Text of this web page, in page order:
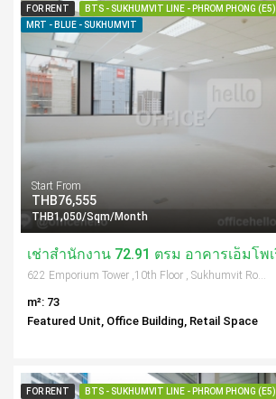
FOR RENT
BTS - SUKHUMVIT LINE - PHROM PHONG (E5)
MRT - BLUE - SUKHUMVIT
Start From
THB76,555
THB1,050/Sqm/Month
622 Emporium Tower ,10th Floor , Sukhumvit Road, Soi 24, Klongtoey, Bangkok, 10110, Thailand
m²: 73
Featured Unit, Office Building, Retail Space
FOR RENT
BTS - SUKHUMVIT LINE - PHROM PHONG (E5)